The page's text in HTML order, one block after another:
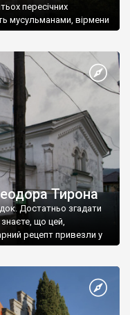
пересічних
мусульманами, вірмени
Тирона
Достатньо згадати
що цей,
рецепт привезли у